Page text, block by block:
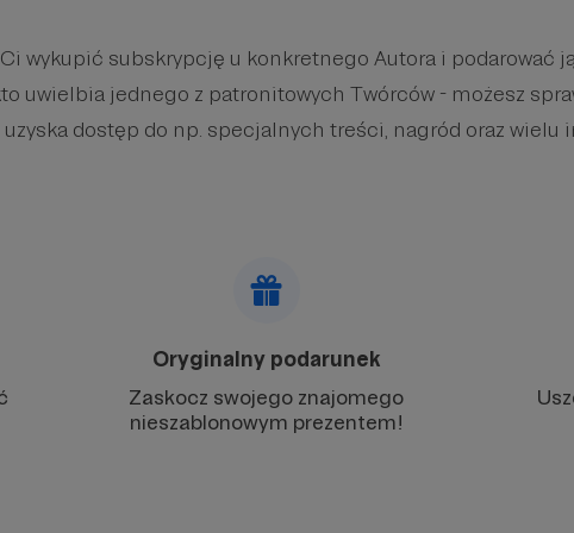
wykupić subskrypcję u konkretnego Autora i podarować
uwielbia jednego z patronitowych Twórców - możesz
dostęp do np. specjalnych treści, nagród oraz wielu
Oryginalny podarunek
Zaskocz swojego znajomego
nieszablonowym prezentem!